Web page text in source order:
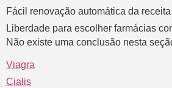
Fácil renovação automática da receita
Liberdade para escolher farmácias
Não existe uma conclusão nesta
Viagra
Cialis